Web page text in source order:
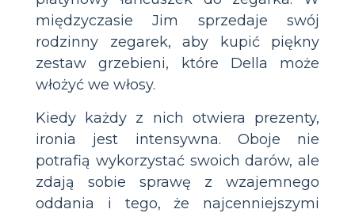
międzyczasie Jim sprzedaje swój
rodzinny zegarek, aby kupić piękny
zestaw grzebieni, które Della może
włożyć we włosy.
Kiedy każdy z nich otwiera prezenty,
ironia jest intensywna. Oboje nie
potrafią wykorzystać swoich darów, ale
zdają sobie sprawę z wzajemnego
oddania i tego, że najcenniejszymi